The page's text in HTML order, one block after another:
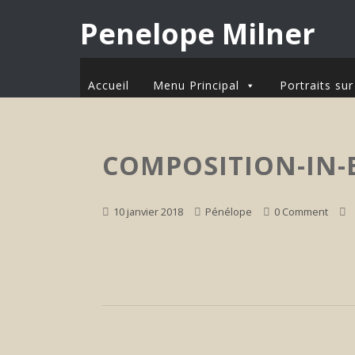
Penelope Milner
Accueil Menu Principal Portraits
COMPOSITION-IN-
10 janvier 2018 Pénélope 0 Comment